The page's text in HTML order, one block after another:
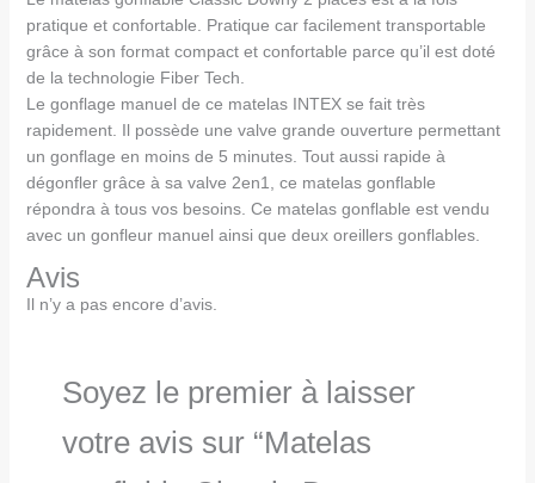
pratique et confortable. Pratique car facilement transportable
grâce à son format compact et confortable parce qu’il est doté
de la technologie Fiber Tech.
Le gonflage manuel de ce matelas INTEX se fait très
rapidement. Il possède une valve grande ouverture permettant
un gonflage en moins de 5 minutes. Tout aussi rapide à
dégonfler grâce à sa valve 2en1, ce matelas gonflable
répondra à tous vos besoins. Ce matelas gonflable est vendu
avec un gonfleur manuel ainsi que deux oreillers gonflables.
Avis
Il n’y a pas encore d’avis.
Soyez le premier à laisser
votre avis sur “Matelas